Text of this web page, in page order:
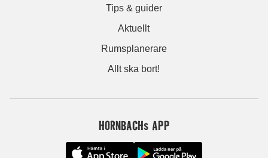
Tips & guider
Aktuellt
Rumsplanerare
Allt ska bort!
HORNBACHs APP